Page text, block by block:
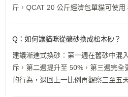
斤，QCAT 20 公斤經濟包單貓可使用
Q：如何讓貓咪從礦砂換成松木砂？
建議漸進式換砂：第一週在舊砂中混
斥，第二週提升至 50%，第三週完全
的行為，退回上一比例再觀察三至五